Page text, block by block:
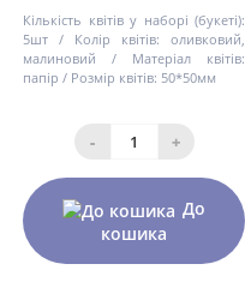
Кількість квітів у наборі (букеті):
5шт
Колір квітів:
оливковий,
малиновий
Матеріал квітів:
папір
Розмір квітів: 50*50мм
- +
До
кошика